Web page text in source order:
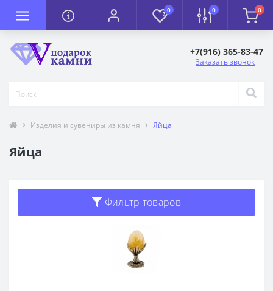
0 0 0
+7(916) 365-83-47
Заказать звонок
Изделия и сувениры из камня Яйца
Яйца
Фильтр товаров